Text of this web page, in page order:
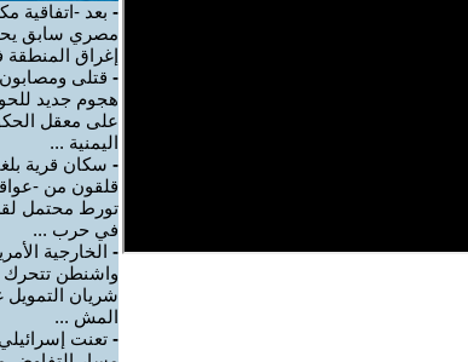
- بعد -اتفاقية
مصري سابق
إغراق
- قتلى
هجوم جديد
على معقل
اليمنية ...
- سكان قرية
قلقون من -
تورط محتمل
في حرب ...
- الخارجية
واشنطن تتحرك
شريان التمويل
المش ...
- تعنت